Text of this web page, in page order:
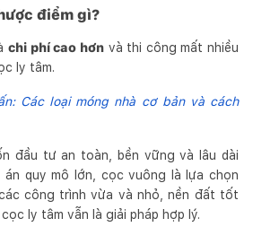
điểm gì?
chi phí cao hơnvà thi công mất nhiều
ly tâm.
Các loại móng nhà cơ bản và cách
đầu tư an toàn, bền vững và lâu dài
quy mô lớn, cọc vuông là lựa chọn
công trình vừa và nhỏ, nền đất tốt
ly tâm vẫn là giải pháp hợp lý.